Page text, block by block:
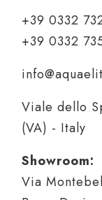
+39 0332
+39 0332
Viale dello
(VA) - Italy
Showroom:
Via